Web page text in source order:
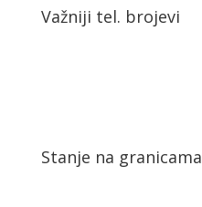
Važniji tel. brojevi
Stanje na granicama